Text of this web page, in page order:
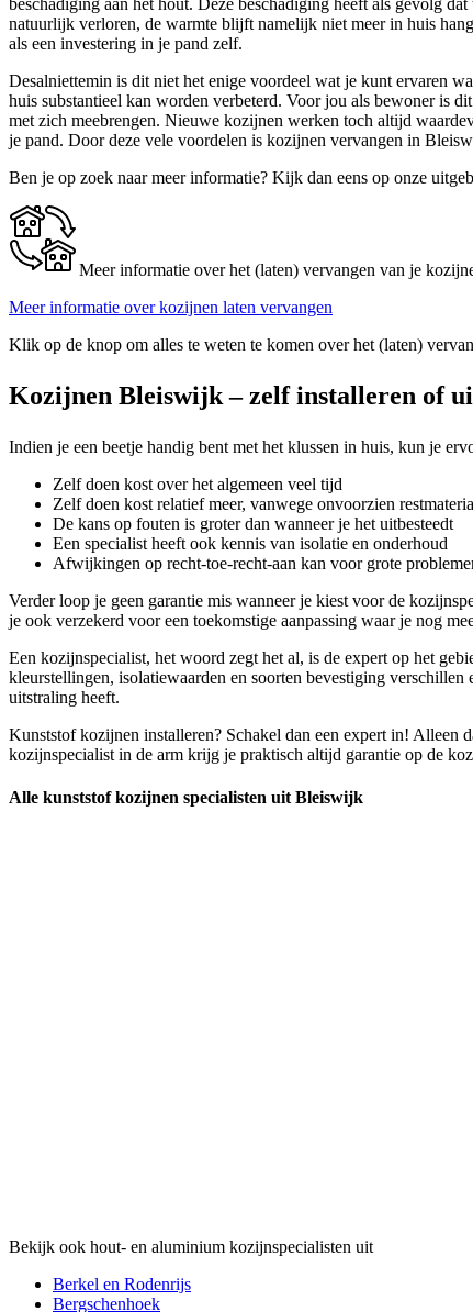
natuurlijk verloren, de warmte blijft namelijk niet meer in huis
als een investering in je pand zelf.
Desalniettemin is dit niet het enige voordeel wat je kunt ervaren
huis substantieel kan worden verbeterd. Voor jou als bewoner is
met zich meebrengen. Nieuwe kozijnen werken toch altijd
je pand. Door deze vele voordelen is kozijnen vervangen in
Ben je op zoek naar meer informatie? Kijk dan eens op onze
Meer informatie over het (laten) vervangen van je
Meer informatie over kozijnen laten vervangen
Klik op de knop om alles te weten te komen over het (laten)
Kozijnen Bleiswijk – zelf installeren of
Indien je een beetje handig bent met het klussen in huis, kun je
Zelf doen kost over het algemeen veel tijd
Zelf doen kost relatief meer, vanwege onvoorzien
De kans op fouten is groter dan wanneer je het uitbesteedt
Een specialist heeft ook kennis van isolatie en onderhoud
Afwijkingen op recht-toe-recht-aan kan voor grote
Verder loop je geen garantie mis wanneer je kiest voor de
je ook verzekerd voor een toekomstige aanpassing waar je nog
Een kozijnspecialist, het woord zegt het al, is de expert op het
kleurstellingen, isolatiewaarden en soorten bevestiging
uitstraling heeft.
Kunststof kozijnen installeren? Schakel dan een expert in! Alleen
kozijnspecialist in de arm krijg je praktisch altijd garantie op de
Alle kunststof kozijnen specialisten uit Bleiswijk
Bekijk ook hout- en aluminium kozijnspecialisten uit
Berkel en Rodenrijs
Bergschenhoek